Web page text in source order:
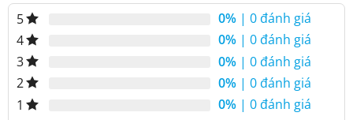
là:
₫ 39.800.000.
5 0% | 0 đánh giá
4
0% | 0 đánh giá
3
0% | 0 đánh giá
2
0% | 0 đánh giá
1
0% | 0 đánh giá